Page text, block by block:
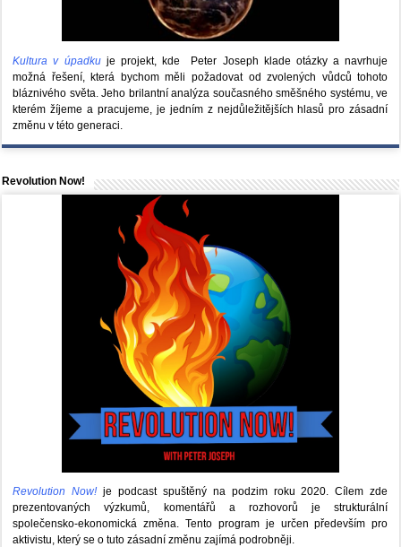
Kultura v úpadkuje projekt, kde Peter Joseph klade otázky a navrhuje
možná řešení, která bychom měli požadovat od zvolených vůdců tohoto
bláznivého světa. Jeho brilantní analýza současného směšného systému, ve
kterém žíjeme a pracujeme, je jedním z nejdůležitějších hlasů pro zásadní
změnu v této generaci.
Revolution Now!
Revolution Now! je podcast spuštěný na podzim roku 2020.Cílem zde
prezentovaných výzkumů, komentářů a rozhovorů je strukturální
společensko-ekonomická změna. Tento program je určen především pro
aktivistu, který se o tuto zásadní změnu zajímá podrobněji.